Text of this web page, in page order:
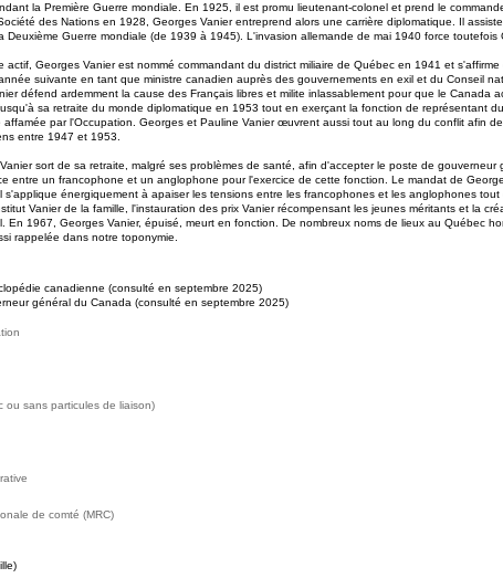
la Première Guerre mondiale. En 1925, il est promu lieutenant-colonel et prend le
des Nations en 1928, Georges Vanier entreprend alors une carrière diplomatique. Il
Deuxième Guerre mondiale (de 1939 à 1945). L'invasion allemande de mai 1940 force toutefois
actif, Georges Vanier est nommé commandant du district miliaire de Québec en 1941 et
suivante en tant que ministre canadien auprès des gouvernements en exil et du Conseil
défend ardemment la cause des Français libres et milite inlassablement pour que le
sa retraite du monde diplomatique en 1953 tout en exerçant la fonction de représentant
affamée par l'Occupation. Georges et Pauline Vanier œuvrent aussi tout au long du conflit afin
entre 1947 et 1953.
sort de sa retraite, malgré ses problèmes de santé, afin d'accepter le poste de
entre un francophone et un anglophone pour l'exercice de cette fonction. Le mandat de
s'applique énergiquement à apaiser les tensions entre les francophones et les anglophones
Vanier de la famille, l'instauration des prix Vanier récompensant les jeunes méritants et la
En 1967, Georges Vanier, épuisé, meurt en fonction. De nombreux noms de lieux au Québec
rappelée dans notre toponymie.
canadienne (consulté en septembre 2025)
général du Canada (consulté en septembre 2025)
ou sans particules de liaison)
de comté (MRC)